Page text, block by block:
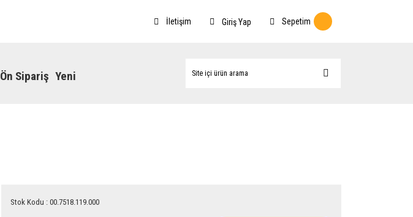
İletişim Giriş Yap Sepetim
Ön Sipariş Yeni
Stok Kodu : 00.7518.119.000